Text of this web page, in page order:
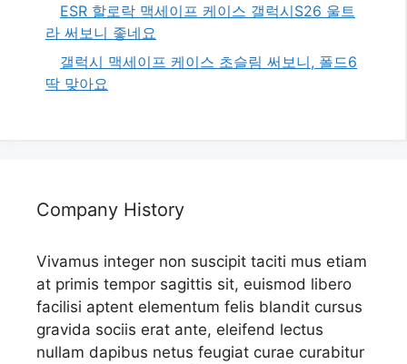
ESR 할로락 맥세이프 케이스 갤럭시S26 울트
라 써보니 좋네요
갤럭시 맥세이프 케이스 초슬림 써보니, 폴드6
딱 맞아요
Company History
Vivamus integer non suscipit taciti mus etiam
at primis tempor sagittis sit, euismod libero
facilisi aptent elementum felis blandit cursus
gravida sociis erat ante, eleifend lectus
nullam dapibus netus feugiat curae curabitur